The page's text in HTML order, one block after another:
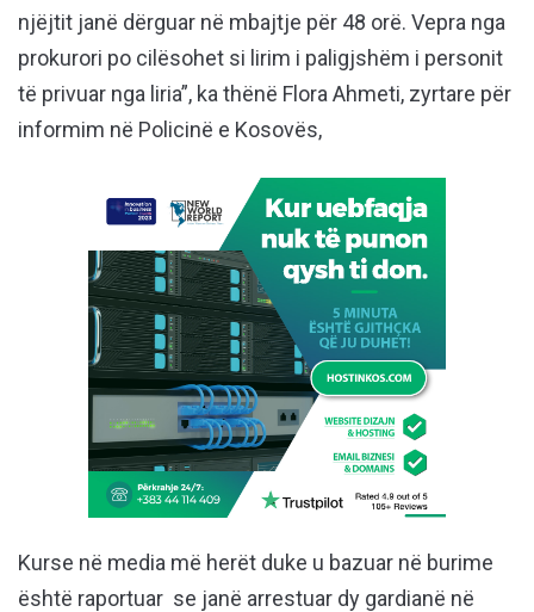
njëjtit janë dërguar në mbajtje për 48 orë. Vepra nga
prokurori po cilësohet si lirim i paligjshëm i personit
të privuar nga liria”, ka thënë Flora Ahmeti, zyrtare për
informim në Policinë e Kosovës,
Kurse në media më herët duke u bazuar në burime
është raportuar se janë arrestuar dy gardianë në